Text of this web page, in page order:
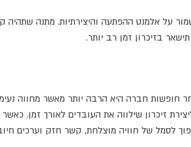
על אלמנט ההפתעה והיצירתיות. מתנה שתהיה
בזיכרון זמן רב יותר.
חופשות חברה היא הרבה יותר מאשר מחווה
זיכרון שילווה את העובדים לאורך זמן.
לסמל של חוויה מוצלחת, קשר חזק וערכים